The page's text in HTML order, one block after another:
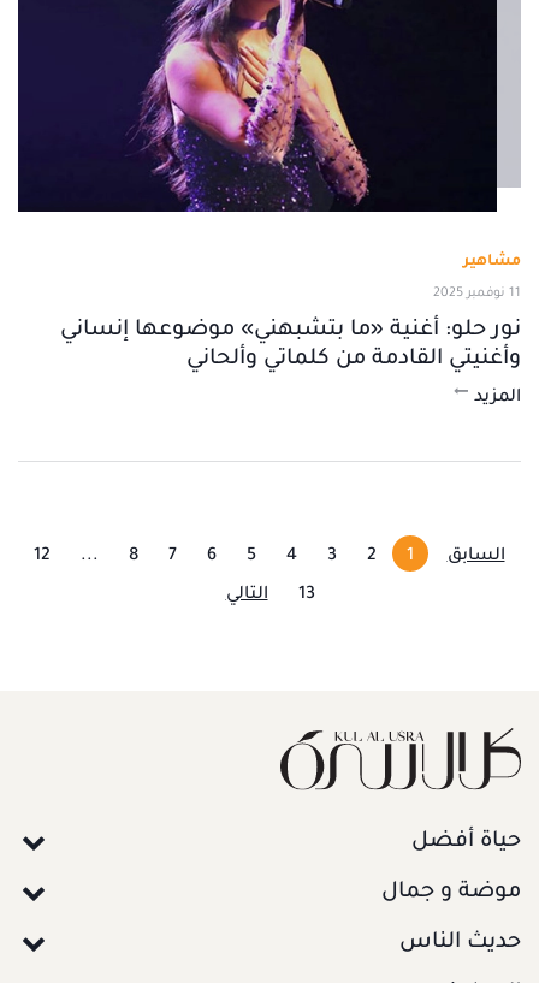
مشاهير
11 نوفمبر 2025
نور حلو: أغنية «ما بتشبهني» موضوعها إنساني
وأغنيتي القادمة من كلماتي وألحاني
المزيد
السابق 1
2
3
4
5
6
7
8
...
12
13
التالي
حياة أفضل
موضة و جمال
حديث الناس